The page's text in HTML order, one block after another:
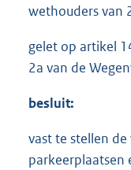
wethouders van
gelet op artikel
2a van de
besluit:
vast te stellen
parkeerplaatsen